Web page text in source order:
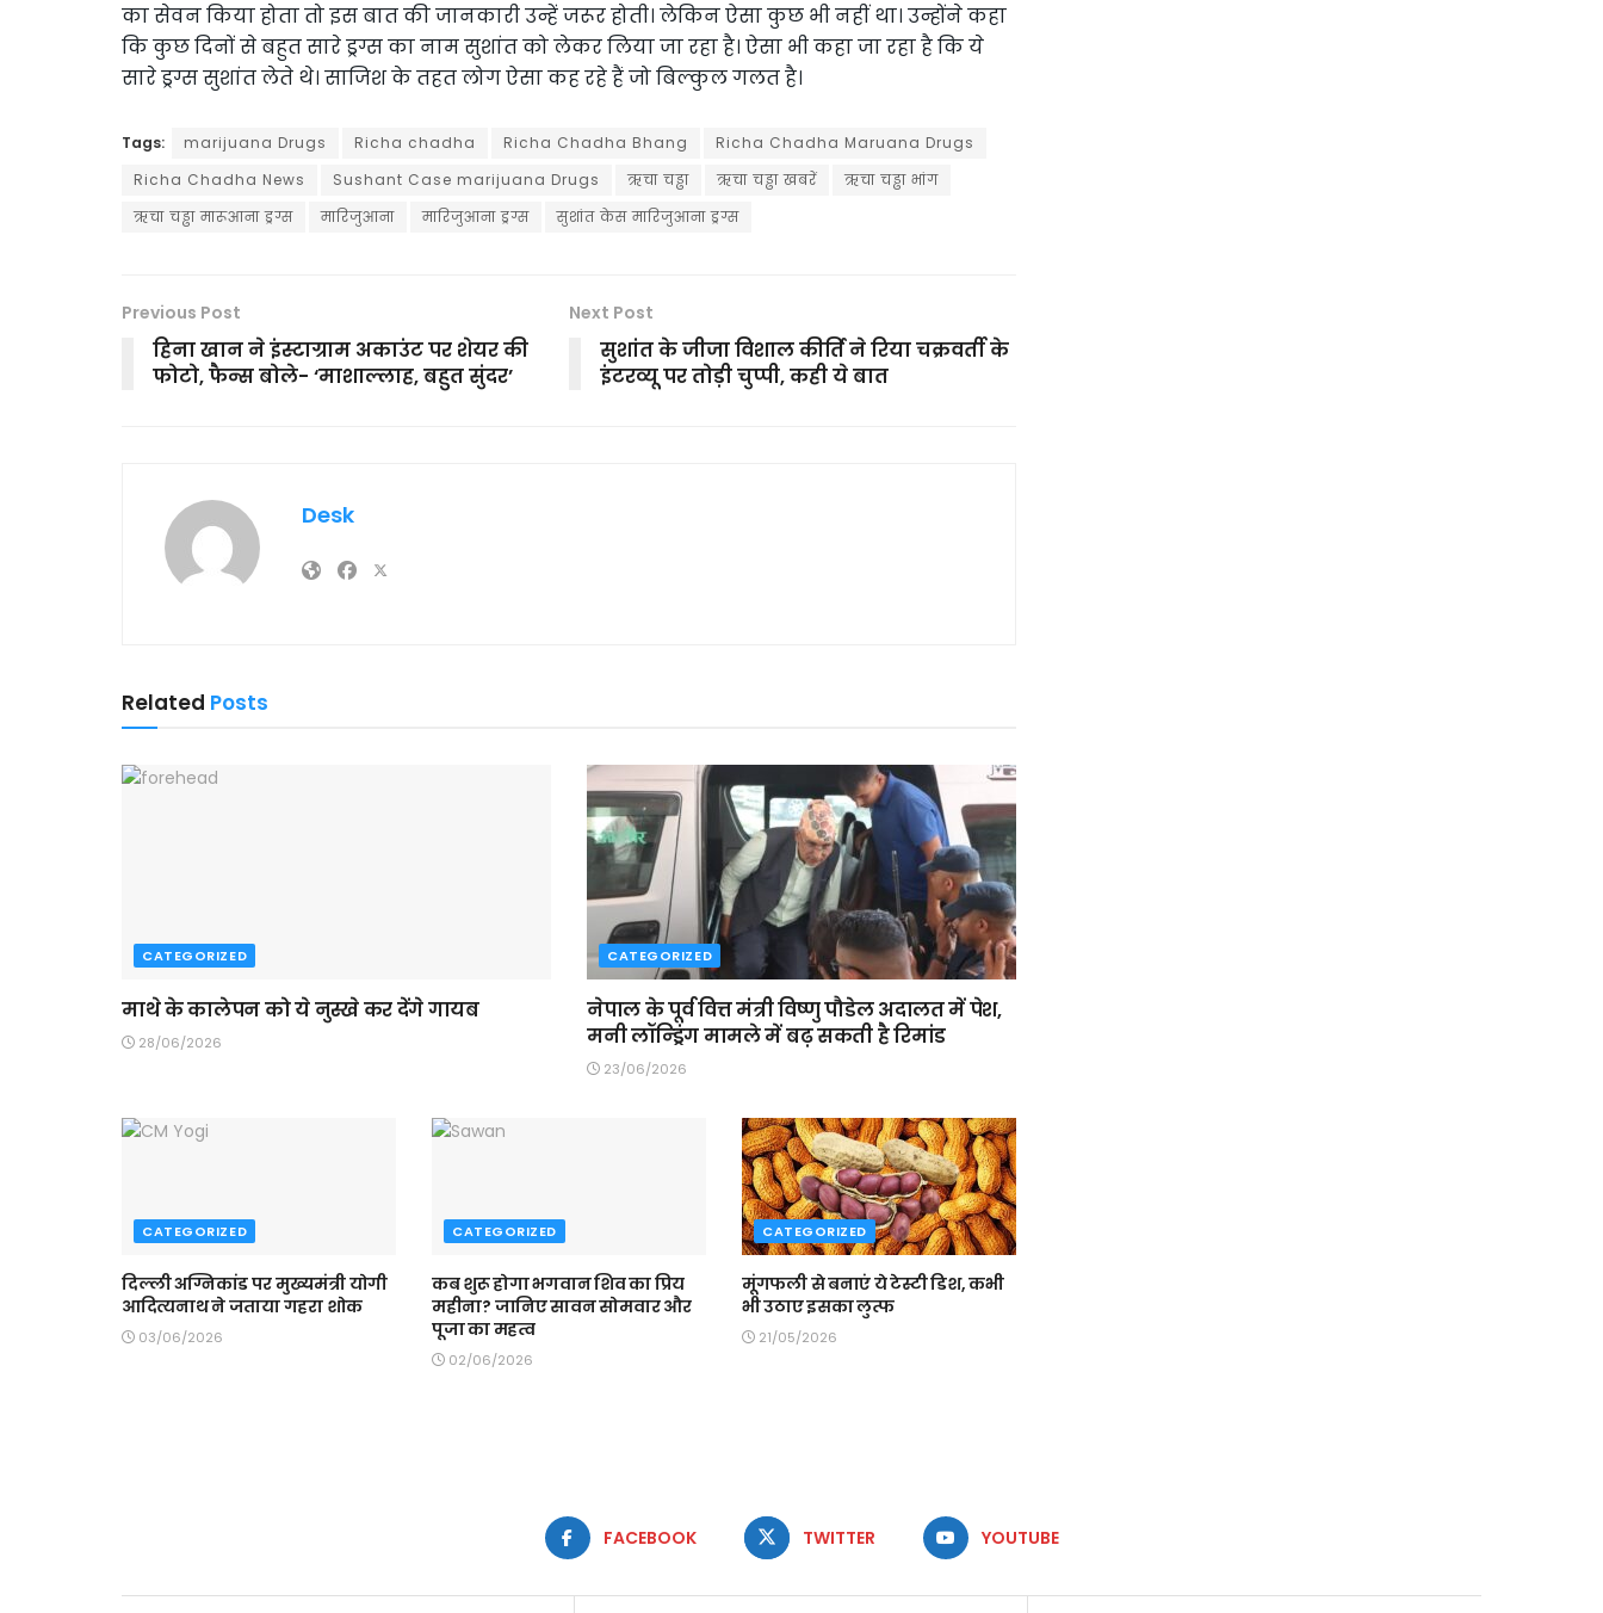
का सेवन किया होता तो इस बात की जानकारी उन्हें जरूर होती। लेकिन ऐसा कुछ भी नहीं था। उन्होंने कहा
कि कुछ दिनों से बहुत सारे ड्रग्स का नाम सुशांत को लेकर लिया जा रहा है। ऐसा भी कहा जा रहा है कि ये
सारे ड्रग्स सुशांत लेते थे। साजिश के तहत लोग ऐसा कह रहे हैं जो बिल्कुल गलत है।
Tags: marijuana Drugs Richa chadha Richa Chadha Bhang
Richa Chadha Maruana Drugs
Richa Chadha News
Sushant Case marijuana Drugs ऋचा चड्ढा ऋचा चड्ढा खबरें
ऋचा चड्ढा भांग
ऋचा चड्ढा मारूआना ड्रग्स
मारिजुआना मारिजुआना ड्रग्स सुशांत केस मारिजुआना ड्रग्स
Previous Post
हिना खान ने इंस्टाग्राम अकाउंट पर शेयर की
फोटो, फैन्स बोले- ‘माशाल्लाह, बहुत सुंदर’
Next Post
सुशांत के जीजा विशाल कीर्ति ने रिया चक्रवर्ती के
इंटरव्यू पर तोड़ी चुप्पी, कही ये बात
Desk
Related Posts
CATEGORIZED
माथे के कालेपन को ये नुस्खे कर देंगे गायब
28/06/2026
CATEGORIZED
नेपाल के पूर्व वित्त मंत्री विष्णु पौडेल अदालत में पेश,
मनी लॉन्ड्रिंग मामले में बढ़ सकती है रिमांड
23/06/2026
CATEGORIZED
दिल्ली अग्निकांड पर मुख्यमंत्री योगी
आदित्यनाथ ने जताया गहरा शोक
03/06/2026
CATEGORIZED
कब शुरू होगा भगवान शिव का प्रिय
महीना? जानिए सावन सोमवार और
पूजा का महत्व
02/06/2026
CATEGORIZED
मूंगफली से बनाएं ये टेस्टी डिश, कभी
भी उठाए इसका लुत्फ
21/05/2026
FACEBOOK TWITTER YOUTUBE